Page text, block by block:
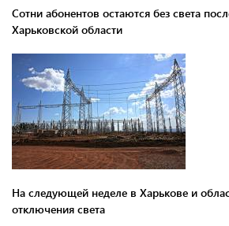
Сотни абонентов остаются без света
Харьковской области
На следующей неделе в Харькове и
отключения света